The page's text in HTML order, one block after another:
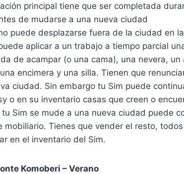
principal tiene que ser completada
de mudarse a una nueva ciudad
puede desplazarse fuera de la ciudad en
aplicar a un trabajo a tiempo parcial
de acampar (o una cama), una nevera,
encimera y una silla. Tienen que
ciudad. Sin embargo tu Sim puede
o en su inventario casas que creen o
tu Sim se mude a una nueva ciudad puede
mobiliario. Tienes que vender el resto,
en el inventario del Sim.
Komoberi – Verano